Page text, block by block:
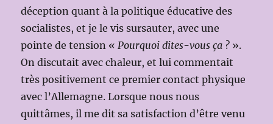
déception quant à la politique éducative des
socialistes, et je le vis sursauter, avec une
pointe de tension «Pourquoi dites-vous ça ? ».
On discutait avec chaleur, et lui commentait
très positivement ce premier contact physique
avec l’Allemagne. Lorsque nous nous
quittâmes, il me dit sa satisfaction d’être venu